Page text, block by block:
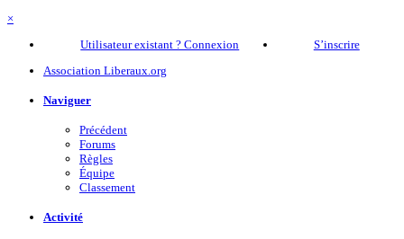
×
Utilisateur existant ? Connexion
S’inscrire
Association Liberaux.org
Naviguer
Précédent
Forums
Règles
Équipe
Classement
Activité